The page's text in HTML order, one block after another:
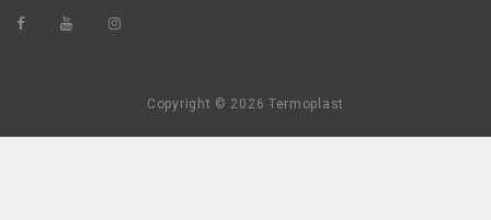
Copyright © 2026 Termoplast